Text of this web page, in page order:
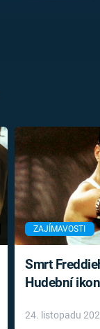
ZAJÍMAVOSTI
Smrt
Hudební
léky
24. listopadu